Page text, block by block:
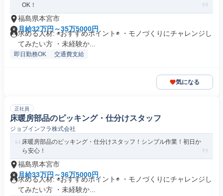
OK！
福島県本宮市
月給32万円～35万5000円
求める人材: ◉おすすめポイント◉ ・モノづくりにチャレンジし
てみたい方 ・未経験か...
即日勤務OK 交通費支給
気になる
正社員
床暖房部品のピッキング・仕分けスタッフ
ジョブインフラ株式会社
床暖房部品のピッキング・仕分けスタッフ！シンプル作業！初日か
ら安心！
福島県本宮市
月給33万円～36万5000円
求める人材: ◉おすすめポイント◉ ・モノづくりにチャレンジし
てみたい方 ・未経験か...